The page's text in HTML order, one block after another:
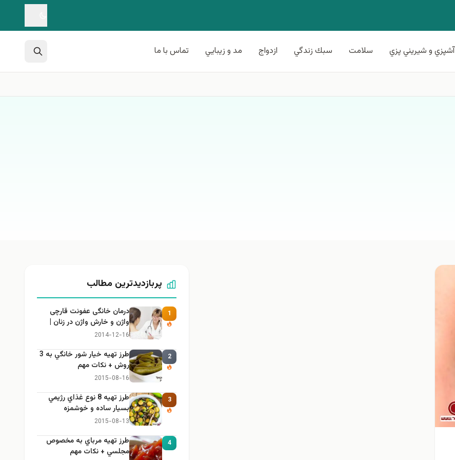
آشپزي و شيريني پزي سلامت سبك زندگي ازدواج مد و زيبايي تماس با ما
پربازدیدترین مطالب
1
درمان خانگی عفونت قارچی
واژن و خارش واژن در زنان |
راهنمای کامل، ایمن و کاربردی
2014-12-16
2
طرز تهيه خیار شور خانگي به 3
روش + نكات مهم
2015-08-16
3
طرز تهيه 8 نوع غذاي رژيمي
بسيار ساده و خوشمزه
2015-08-13
4
طرز تهيه مرباي به مخصوص
مجلسي + نكات مهم